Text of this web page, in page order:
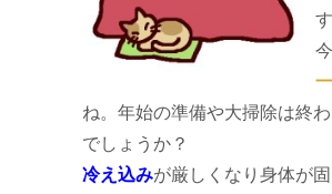
す
ね。年始の準備や大掃除は終
でしょうか？
冷え込みが厳しくなり身体が